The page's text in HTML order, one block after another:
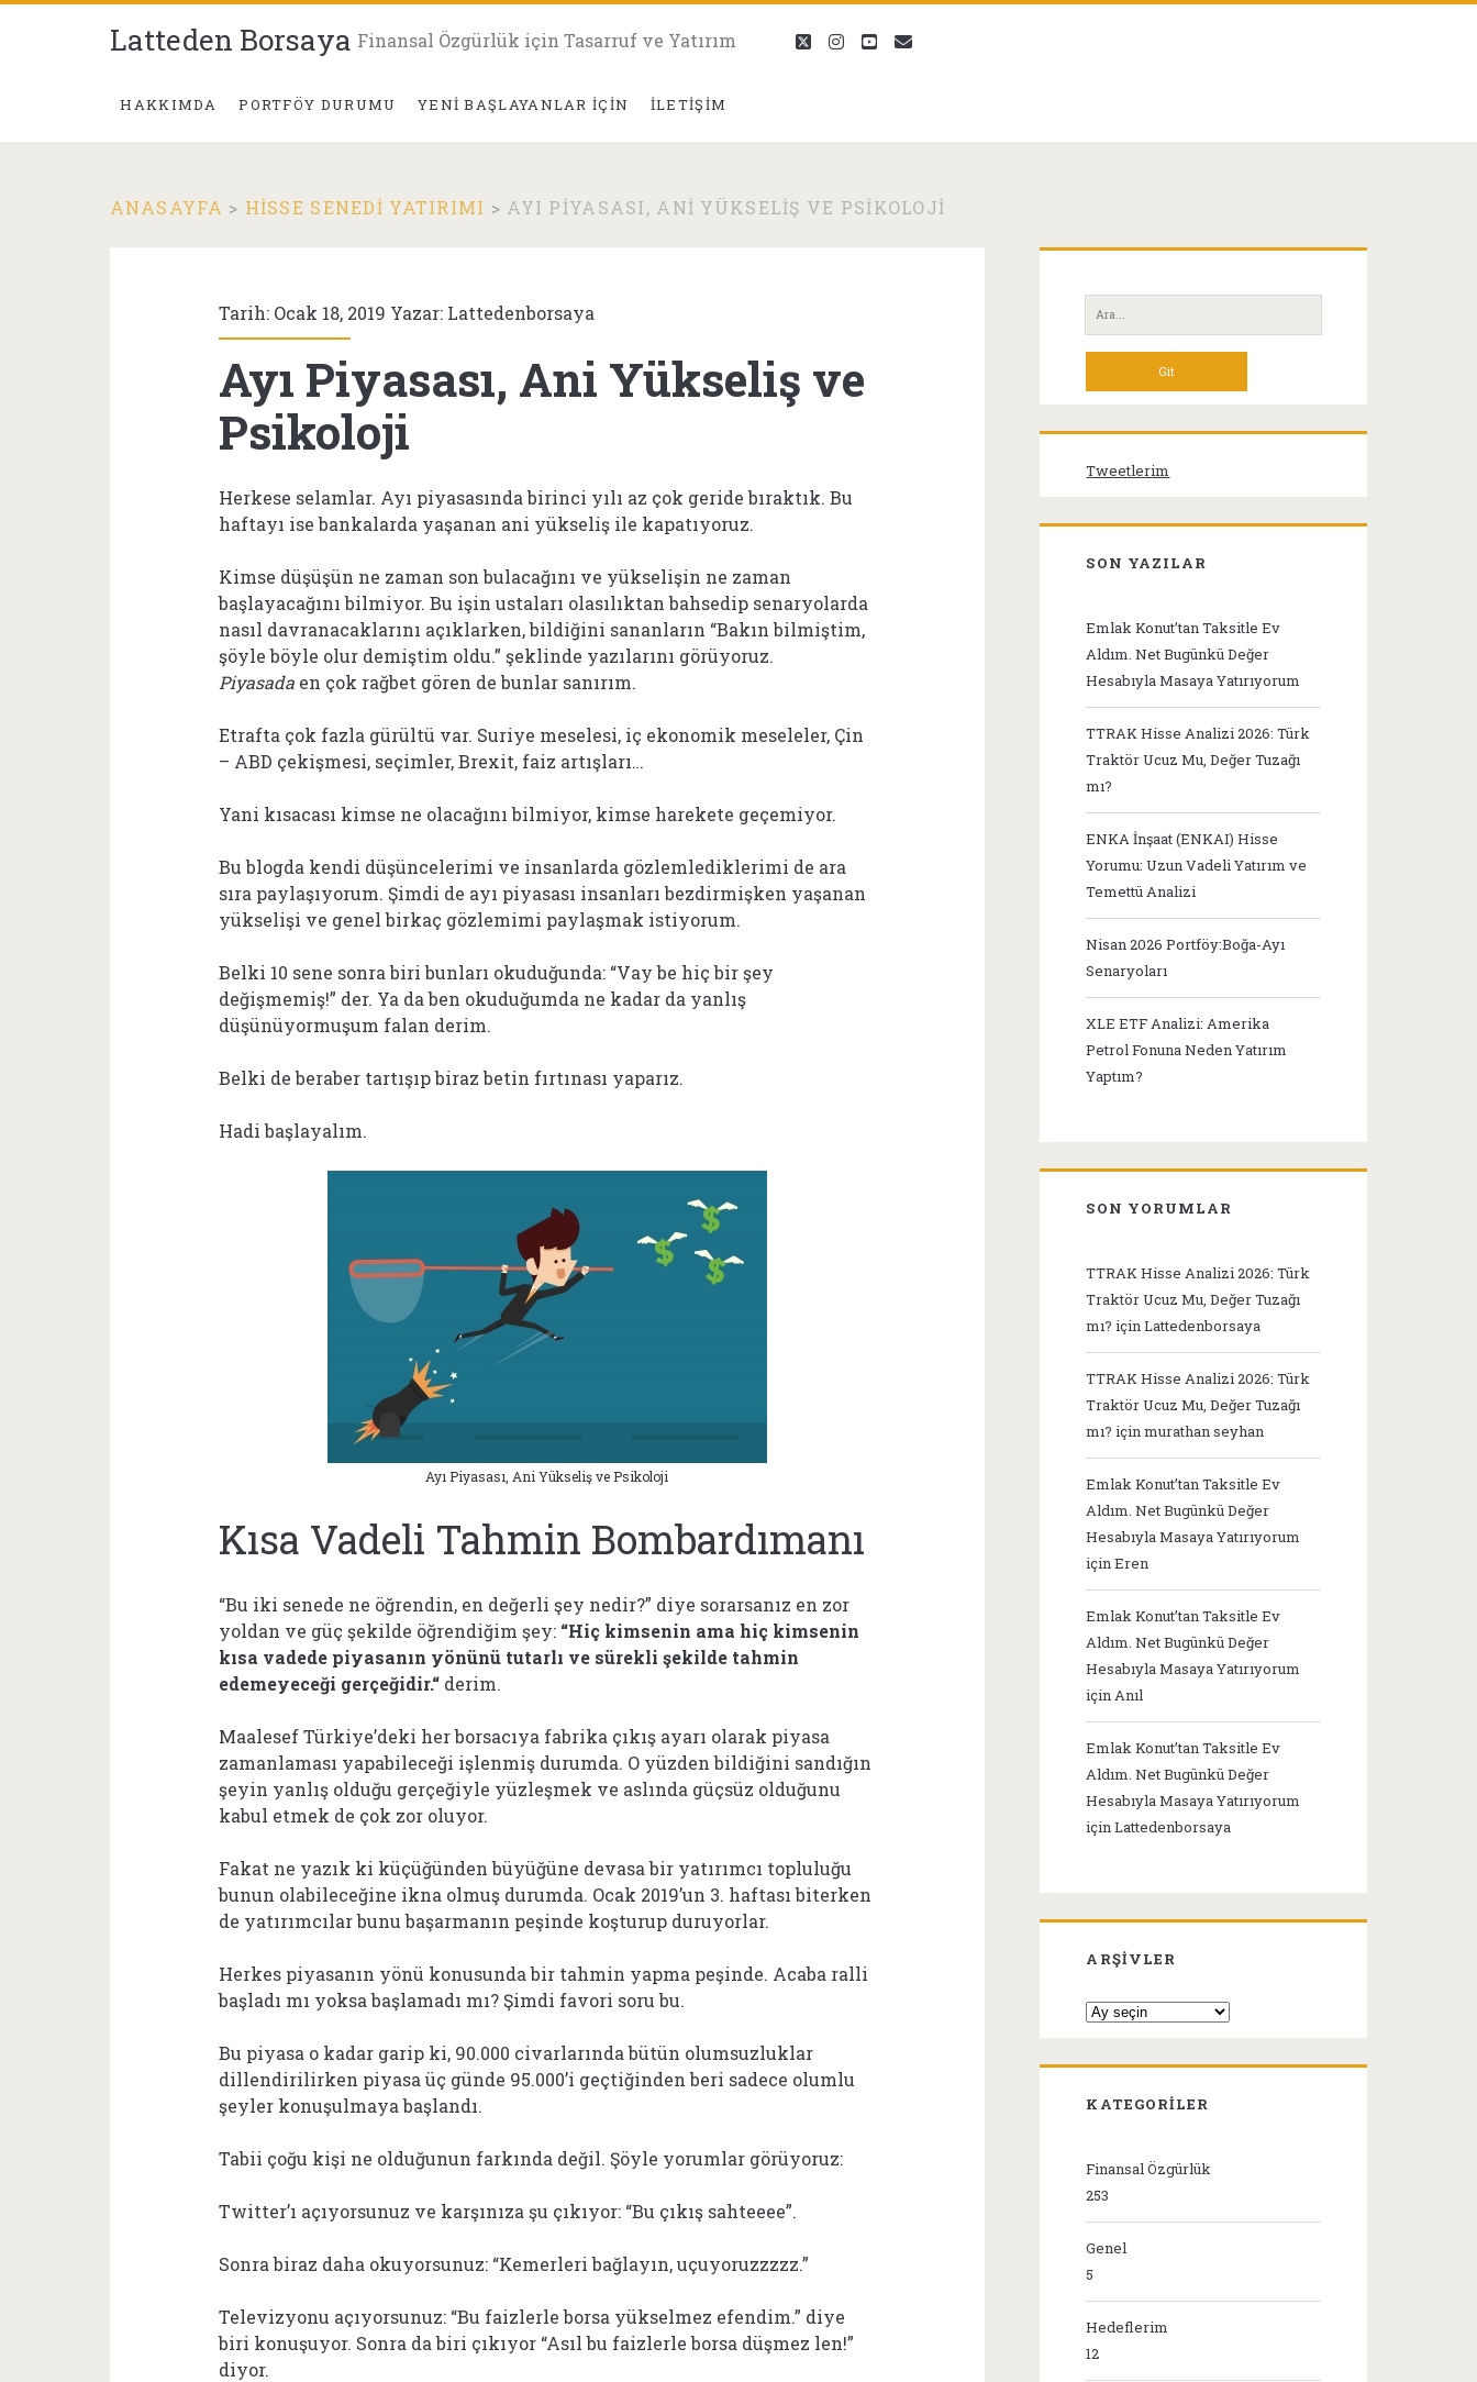
Latteden Borsaya Finansal Özgürlük için Tasarruf ve Yatırım
HAKKIMDA PORTFÖY DURUMU YENI BAŞLAYANLAR İÇIN İLETIŞIM
twitterinstagram
youtubeeposta
ANASAYFA > HISSE SENEDI YATIRIMI > AYI PIYASASI, ANI YÜKSELIŞ VE PSIKOLOJI
Tarih: Ocak 18, 2019 Yazar: Lattedenborsaya
Ayı Piyasası, Ani Yükseliş ve
Psikoloji
Herkese selamlar. Ayı piyasasında birinci yılı az çok geride bıraktık. Bu
haftayı ise bankalarda yaşanan ani yükseliş ile kapatıyoruz.
Kimse düşüşün ne zaman son bulacağını ve yükselişin ne zaman
başlayacağını bilmiyor. Bu işin ustaları olasılıktan bahsedip senaryolarda
nasıl davranacaklarını açıklarken, bildiğini sananların “Bakın bilmiştim,
şöyle böyle olur demiştim oldu.” şeklinde yazılarını görüyoruz.
Piyasada en çok rağbet gören de bunlar sanırım.
Etrafta çok fazla gürültü var. Suriye meselesi, iç ekonomik meseleler, Çin
– ABD çekişmesi, seçimler, Brexit, faiz artışları…
Yani kısacası kimse ne olacağını bilmiyor, kimse harekete geçemiyor.
Bu blogda kendi düşüncelerimi ve insanlarda gözlemlediklerimi de ara
sıra paylaşıyorum. Şimdi de ayı piyasası insanları bezdirmişken yaşanan
yükselişi ve genel birkaç gözlemimi paylaşmak istiyorum.
Belki 10 sene sonra biri bunları okuduğunda: “Vay be hiç bir şey
değişmemiş!” der. Ya da ben okuduğumda ne kadar da yanlış
düşünüyormuşum falan derim.
Belki de beraber tartışıp biraz betin fırtınası yaparız.
Hadi başlayalım.
Ayı Piyasası, Ani Yükseliş ve Psikoloji
Kısa Vadeli Tahmin Bombardımanı
“Bu iki senede ne öğrendin, en değerli şey nedir?” diye sorarsanız en zor
yoldan ve güç şekilde öğrendiğim şey: “Hiç kimsenin ama hiç kimsenin
kısa vadede piyasanın yönünü tutarlı ve sürekli şekilde tahmin
edemeyeceği gerçeğidir.“ derim.
Maalesef Türkiye’deki her borsacıya fabrika çıkış ayarı olarak piyasa
zamanlaması yapabileceği işlenmiş durumda. O yüzden bildiğini sandığın
şeyin yanlış olduğu gerçeğiyle yüzleşmek ve aslında güçsüz olduğunu
kabul etmek de çok zor oluyor.
Fakat ne yazık ki küçüğünden büyüğüne devasa bir yatırımcı topluluğu
bunun olabileceğine ikna olmuş durumda. Ocak 2019’un 3. haftası biterken
de yatırımcılar bunu başarmanın peşinde koşturup duruyorlar.
Herkes piyasanın yönü konusunda bir tahmin yapma peşinde. Acaba ralli
başladı mı yoksa başlamadı mı? Şimdi favori soru bu.
Bu piyasa o kadar garip ki, 90.000 civarlarında bütün olumsuzluklar
dillendirilirken piyasa üç günde 95.000’i geçtiğinden beri sadece olumlu
şeyler konuşulmaya başlandı.
Tabii çoğu kişi ne olduğunun farkında değil. Şöyle yorumlar görüyoruz:
Twitter’ı açıyorsunuz ve karşınıza şu çıkıyor: “Bu çıkış sahteeee”.
Sonra biraz daha okuyorsunuz: “Kemerleri bağlayın, uçuyoruzzzzz.”
Televizyonu açıyorsunuz: “Bu faizlerle borsa yükselmez efendim.” diye
biri konuşuyor. Sonra da biri çıkıyor “Asıl bu faizlerle borsa düşmez len!”
diyor.
Yan
Menü
Ara:
Tweetlerim
SON YAZILAR
Emlak Konut’tan Taksitle Ev
Aldım. Net Bugünkü Değer
Hesabıyla Masaya Yatırıyorum
TTRAK Hisse Analizi 2026: Türk
Traktör Ucuz Mu, Değer Tuzağı
mı?
ENKA İnşaat (ENKAI) Hisse
Yorumu: Uzun Vadeli Yatırım ve
Temettü Analizi
Nisan 2026 Portföy:Boğa-Ayı
Senaryoları
XLE ETF Analizi: Amerika
Petrol Fonuna Neden Yatırım
Yaptım?
SON YORUMLAR
TTRAK Hisse Analizi 2026: Türk
Traktör Ucuz Mu, Değer Tuzağı
mı? içinLattedenborsaya
TTRAK Hisse Analizi 2026: Türk
Traktör Ucuz Mu, Değer Tuzağı
mı? içinmurathan seyhan
Emlak Konut’tan Taksitle Ev
Aldım. Net Bugünkü Değer
Hesabıyla Masaya Yatırıyorum
içinEren
Emlak Konut’tan Taksitle Ev
Aldım. Net Bugünkü Değer
Hesabıyla Masaya Yatırıyorum
içinAnıl
Emlak Konut’tan Taksitle Ev
Aldım. Net Bugünkü Değer
Hesabıyla Masaya Yatırıyorum
içinLattedenborsaya
ARŞIVLER
Arşivler
KATEGORILER
Finansal Özgürlük
253
Genel
5
Hedeflerim
12